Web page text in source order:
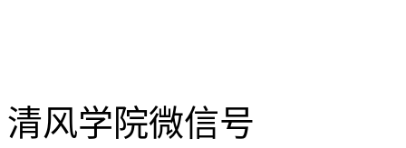
清风学院微信号